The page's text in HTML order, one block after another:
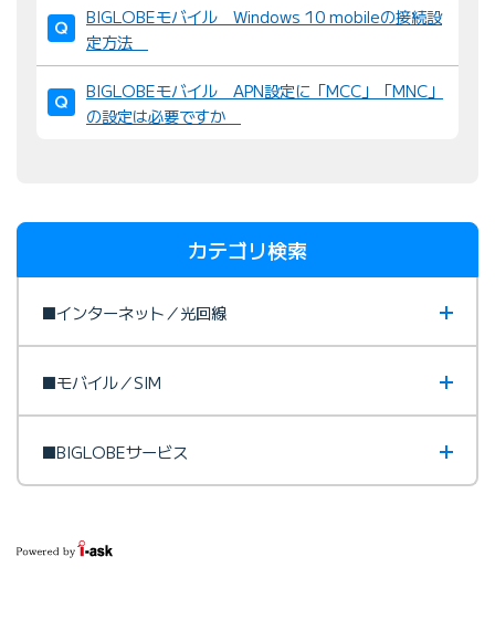
BIGLOBEモバイル Windows 10 mobileの接続設
定方法
BIGLOBEモバイル APN設定に「MCC」「MNC」
の設定は必要ですか
カテゴリ検索
■インターネット／光回線
■モバイル／SIM
■BIGLOBEサービス